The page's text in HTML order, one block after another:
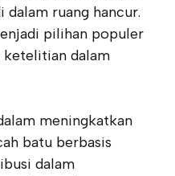
dalam ruang hancur.
pilihan populer
ketelitian dalam
meningkatkan
batu berbasis
dalam